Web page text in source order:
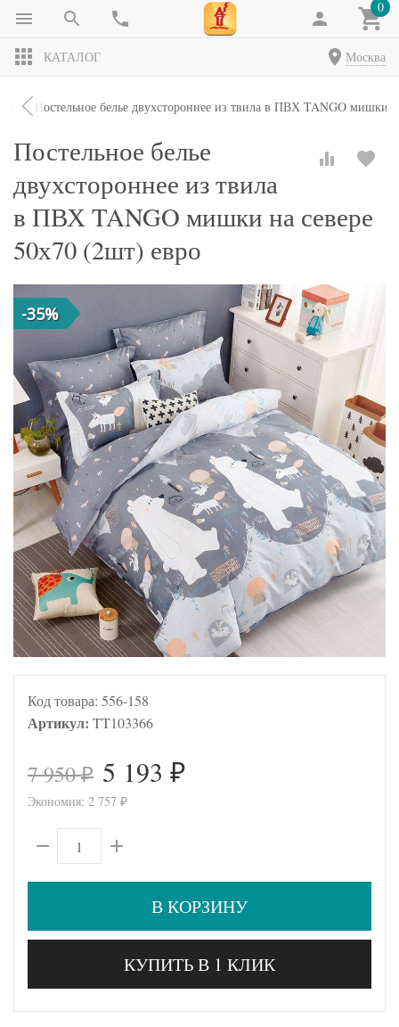
0
КАТАЛОГ Москва
Постельное белье двухстороннее из твила в ПВХ TANGO мишки
Постельное белье
двухстороннее из твила
в ПВХ TANGO мишки на севере
50х70 (2шт) евро
-35%
Код товара: 556-158
Артикул: TT103366
7 950₽ 5 193 ₽
Экономия: 2 757 ₽
В КОРЗИНУ
КУПИТЬ В 1 КЛИК